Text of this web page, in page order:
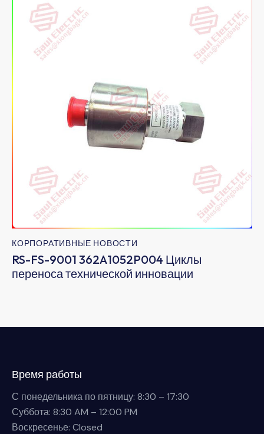
КОРПОРАТИВНЫЕ НОВОСТИ
RS-FS-9001 362A1052P004 Циклы
переноса технической инновации
Время работы
С понедельника по пятницу: 8:30 – 17:30
Суббота: 8:30 AM – 12:00 PM
Воскресенье: Closed